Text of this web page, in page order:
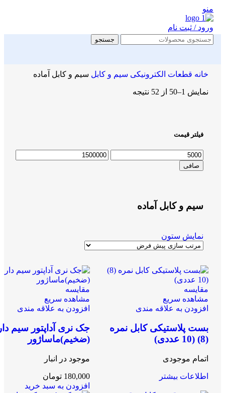
منو
ورود / ثبت نام
جستجو
خانه قطعات الکترونیکی سیم و کابل سیم و کابل آماده
نمایش 1–50 از 52 نتیجه
فیلتر قیمت
صافی
سیم و کابل آماده
نمایش ستون
مقایسه
مشاهده سریع
افزودن به علاقه مندی
بست پلاستیکی کابل نمره
(8) (10 عددی)
اتمام موجودی
اطلاعات بیشتر
مقایسه
مشاهده سریع
افزودن به علاقه مندی
جک نری آداپتور سیم
(ضخیم)ماساژور
موجود در انبار
180,000 تومان
افزودن به سبد خرید